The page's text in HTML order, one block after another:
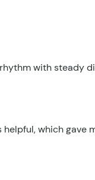
with steady
which gave